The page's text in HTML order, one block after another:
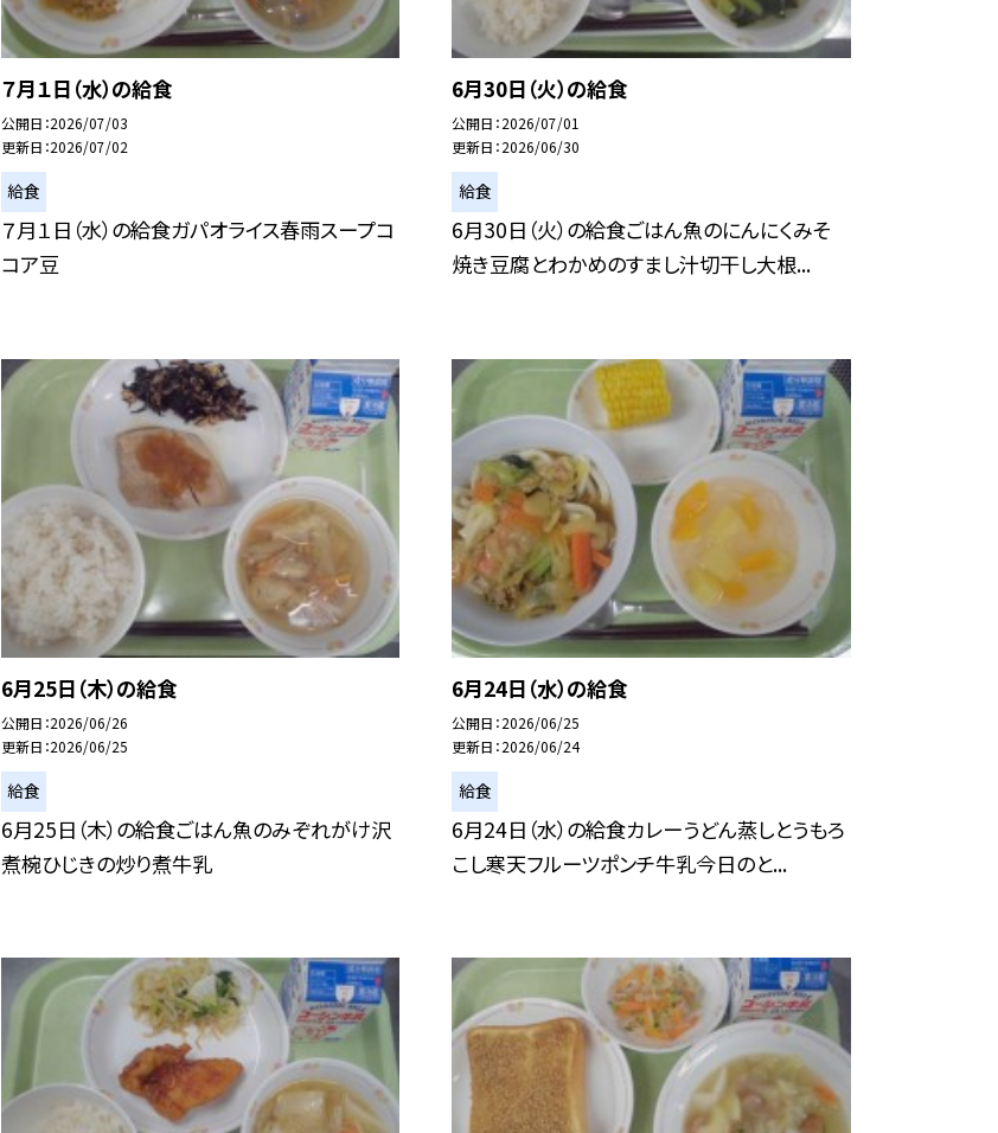
７月１日（水）の給食
公開日 2026/07/03
更新日 2026/07/02
給食
７月１日（水）の給食ガパオライス春雨スープコ
コア豆
6月30日（火）の給食
公開日 2026/07/01
更新日 2026/06/30
給食
6月30日（火）の給食ごはん魚のにんにくみそ
焼き豆腐とわかめのすまし汁切干し大根...
6月25日（木）の給食
公開日 2026/06/26
更新日 2026/06/25
給食
6月25日（木）の給食ごはん魚のみぞれがけ沢
煮椀ひじきの炒り煮牛乳
6月24日（水）の給食
公開日 2026/06/25
更新日 2026/06/24
給食
6月24日（水）の給食カレーうどん蒸しとうもろ
こし寒天フルーツポンチ牛乳今日のと...